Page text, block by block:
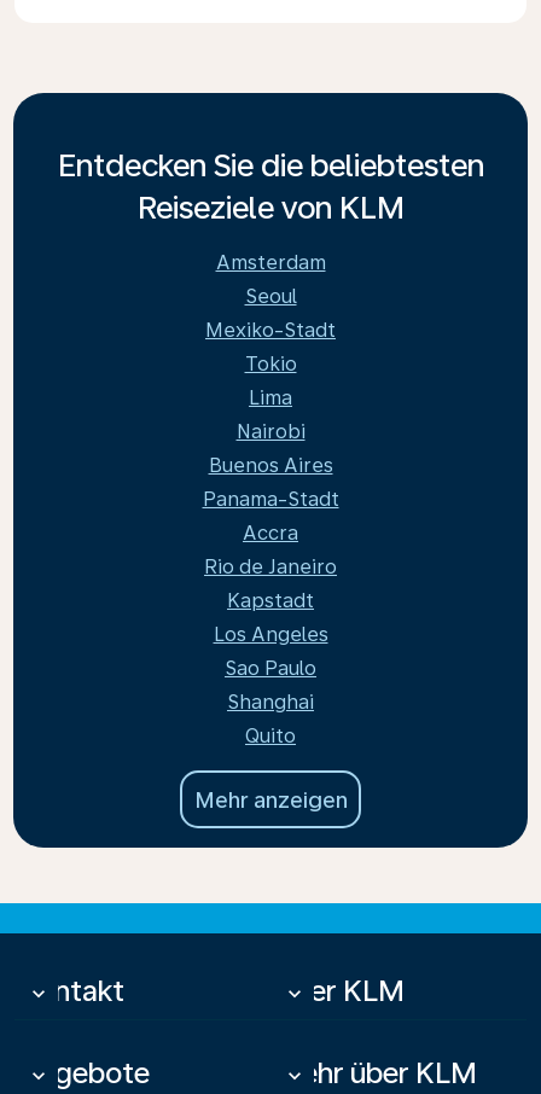
Entdecken Sie die beliebtesten
Reiseziele von KLM
Amsterdam
Seoul
Mexiko-Stadt
Tokio
Lima
Nairobi
Buenos Aires
Panama-Stadt
Accra
Rio de Janeiro
Kapstadt
Los Angeles
Sao Paulo
Shanghai
Quito
Mehr anzeigen
Kontakt
keyboard_arrow_down Über KLM
keyboard_arrow_down
Angebote
keyboard_arrow_down Mehr über KLM
keyboard_arrow_down